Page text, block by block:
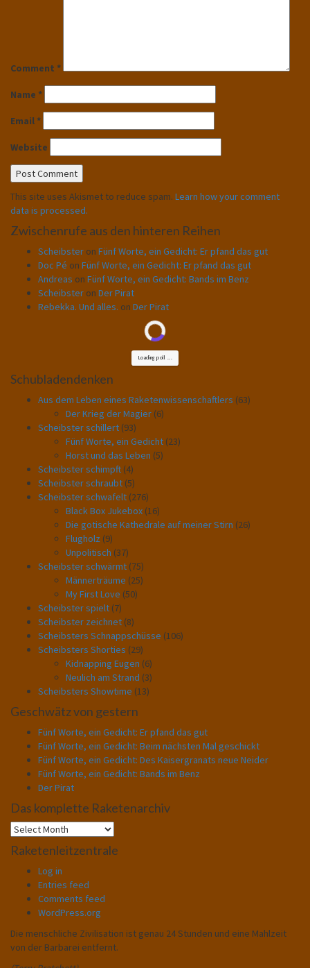
Comment *
Name *
Email *
Website
This site uses Akismet to reduce spam. Learn how your comment
data is processed.
Zwischenrufe aus den hinteren Reihen
Scheibster on Fünf Worte, ein Gedicht: Er pfand das gut
Doc Pé on Fünf Worte, ein Gedicht: Er pfand das gut
Andreas on Fünf Worte, ein Gedicht: Bands im Benz
Scheibster on Der Pirat
Rebekka. Und alles. on Der Pirat
Loading poll ...
Schubladendenken
Aus dem Leben eines Raketenwissenschaftlers (63)
Der Krieg der Magier (6)
Scheibster schillert (93)
Fünf Worte, ein Gedicht (23)
Horst und das Leben (5)
Scheibster schimpft (4)
Scheibster schraubt (5)
Scheibster schwafelt (276)
Black Box Jukebox (16)
Die gotische Kathedrale auf meiner Stirn (26)
Flugholz (9)
Unpolitisch (37)
Scheibster schwärmt (75)
Männerträume (25)
My First Love (50)
Scheibster spielt (7)
Scheibster zeichnet (8)
Scheibsters Schnappschüsse (106)
Scheibsters Shorties (29)
Kidnapping Eugen (6)
Neulich am Strand (3)
Scheibsters Showtime (13)
Geschwätz von gestern
Fünf Worte, ein Gedicht: Er pfand das gut
Fünf Worte, ein Gedicht: Beim nächsten Mal geschickt
Fünf Worte, ein Gedicht: Des Kaisergranats neue Neider
Fünf Worte, ein Gedicht: Bands im Benz
Der Pirat
Das komplette Raketenarchiv
Das
Raketenarchiv
Raketenleitzentrale
Log in
Entries feed
Comments feed
WordPress.org
Die menschliche Zivilisation ist genau 24 Stunden und eine Mahlzeit
von der Barbarei entfernt.